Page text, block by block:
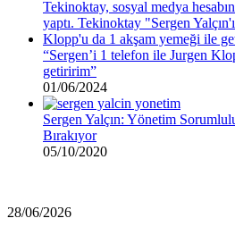
“Sergen’i 1 telefon ile Jurgen
getiririm”
01/06/2024
Sergen Yalçın: Yönetim
Bırakıyor
05/10/2020
Rıza
28/06/2026